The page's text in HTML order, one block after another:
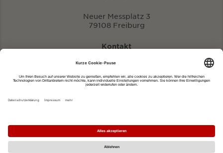
Neuer Messplatz 3
79108 Freiburg
Kontakt
eventportal@fwtm.de
Impressum